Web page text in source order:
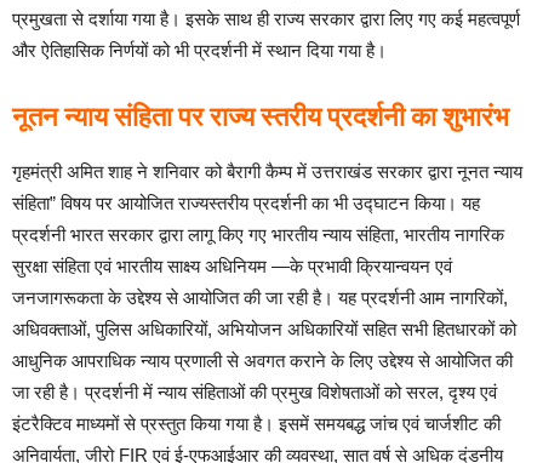
प्रमुखता से दर्शाया गया है। इसके साथ ही राज्य सरकार द्वारा लिए गए कई महत्वपूर्ण
और ऐतिहासिक निर्णयों को भी प्रदर्शनी में स्थान दिया गया है।
नूतन न्याय संहिता पर राज्य स्तरीय प्रदर्शनी का शुभारंभ
गृहमंत्री अमित शाह ने शनिवार को बैरागी कैम्प में उत्तराखंड सरकार द्वारा नूनत न्याय
संहिता” विषय पर आयोजित राज्यस्तरीय प्रदर्शनी का भी उद्घाटन किया। यह
प्रदर्शनी भारत सरकार द्वारा लागू किए गए भारतीय न्याय संहिता, भारतीय नागरिक
सुरक्षा संहिता एवं भारतीय साक्ष्य अधिनियम —के प्रभावी क्रियान्वयन एवं
जनजागरूकता के उद्देश्य से आयोजित की जा रही है। यह प्रदर्शनी आम नागरिकों,
अधिवक्ताओं, पुलिस अधिकारियों, अभियोजन अधिकारियों सहित सभी हितधारकों को
आधुनिक आपराधिक न्याय प्रणाली से अवगत कराने के लिए उद्देश्य से आयोजित की
जा रही है। प्रदर्शनी में न्याय संहिताओं की प्रमुख विशेषताओं को सरल, दृश्य एवं
इंटरैक्टिव माध्यमों से प्रस्तुत किया गया है। इसमें समयबद्ध जांच एवं चार्जशीट की
अनिवार्यता, जीरो FIR एवं ई-एफआईआर की व्यवस्था, सात वर्ष से अधिक दंडनीय